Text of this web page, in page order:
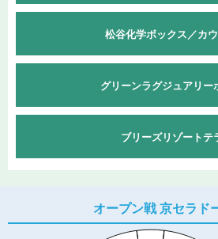
松谷化学ボックス／カ
グリーンラグジュアリー
ブリーズリゾートテ
オープン戦 京セラド